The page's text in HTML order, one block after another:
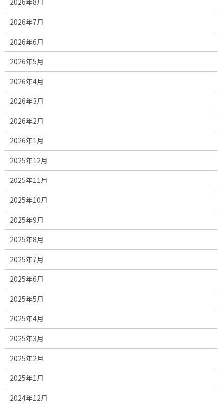
2026年7月
2026年6月
2026年5月
2026年4月
2026年3月
2026年2月
2026年1月
2025年12月
2025年11月
2025年10月
2025年9月
2025年8月
2025年7月
2025年6月
2025年5月
2025年4月
2025年3月
2025年2月
2025年1月
2024年12月